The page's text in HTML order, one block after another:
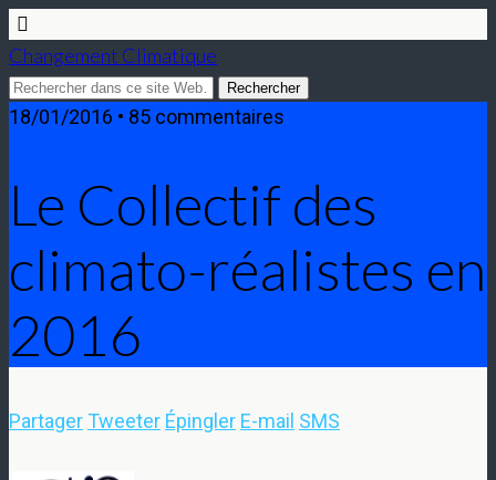
Changement Climatique
18/01/2016 • 85 commentaires
Le Collectif des
climato-réalistes en
2016
Partager Tweeter Épingler E-mail SMS